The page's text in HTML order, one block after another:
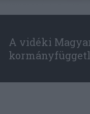
A vidéki